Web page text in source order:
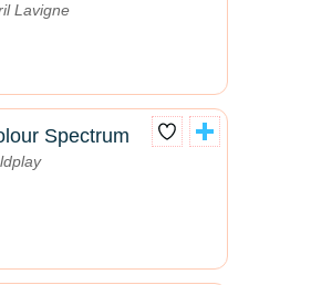
Lavigne
Spectrum